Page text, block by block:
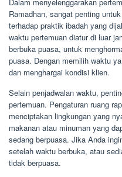
Ramadhan, sangat penting
terhadap praktik ibadah yang
waktu pertemuan diatur di luar
berbuka puasa, untuk
puasa. Dengan memilih waktu
dan menghargai kondisi klien.
Selain penjadwalan waktu,
pertemuan. Pengaturan ruang
menciptakan lingkungan yang
makanan atau minuman yang
sedang berpuasa. Jika Anda
setelah waktu berbuka, atau
tidak berpuasa.